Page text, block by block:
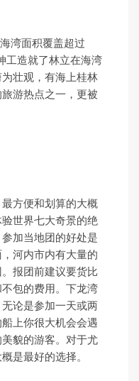
湾面积覆盖超过
工造就了林立在海湾
壮观，有海上桂林
游热点之一，更被
方便和划算的大概
世界七大奇景的绝
加当地团的好处是
河内市内有大量的
报团前建议要货比
包的费用。下龙湾
论是参加一天或两
上你很大机会会遇
貌的游客。对于尤
是最好的选择。